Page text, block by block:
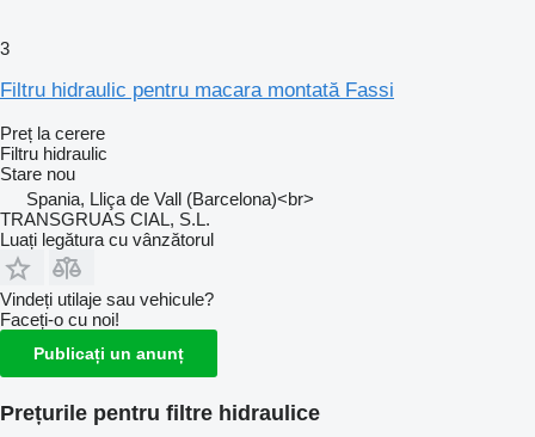
3
Filtru hidraulic pentru macara montată Fassi
Preț la cerere
Filtru hidraulic
Stare nou
Spania, Lliça de Vall (Barcelona)<br>
TRANSGRUAS CIAL, S.L.
Luați legătura cu vânzătorul
Vindeți utilaje sau vehicule?
Faceți-o cu noi!
Publicați un anunț
Prețurile pentru filtre hidraulice